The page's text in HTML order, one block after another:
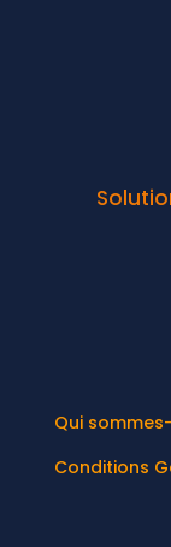
Qui
Conditions